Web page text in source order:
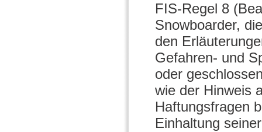
FIS-Regel 8
Snowboarder,
den
Gefahren- und
oder
wie der Hinweis
Haftungsfragen
Einhaltung